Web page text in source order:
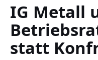
IG Metall
statt